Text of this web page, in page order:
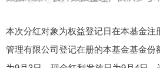
本次分红对象为权益登记日在本基金注
管理有限公司登记在册的本基金基金份